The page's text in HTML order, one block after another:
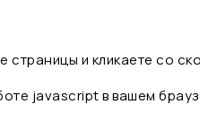
страницы и кликаете со
javascript в вашем